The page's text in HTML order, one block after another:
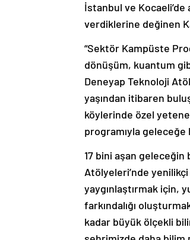
İstanbul ve Kocaeli’de
verdiklerine değinen
“Sektör Kampüste
dönüşüm, kuantum
Deneyap Teknoloji
yaşından itibaren
köylerinde özel
programıyla geleceğe
17 bini aşan
Atölyeleri’nde
yaygınlaştırmak için,
farkındalığı
kadar büyük ölçekli